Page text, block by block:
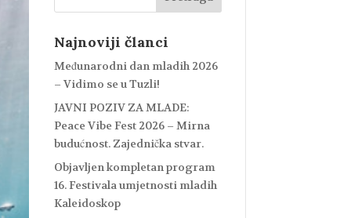
Najnoviji članci
Međunarodni dan mladih 2026
– Vidimo se u Tuzli!
JAVNI POZIV ZA MLADE:
Peace Vibe Fest 2026 – Mirna
budućnost. Zajednička stvar.
Objavljen kompletan program
16. Festivala umjetnosti mladih
Kaleidoskop